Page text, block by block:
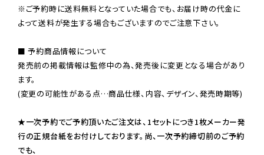
※ご予約時に送料無料となっていた場合でも、お届け時の代金に
よって送料が発生する場合もございますのでご注意下さい。
■ 予約商品情報について
発売前の掲載情報は監修中の為、発売後に変更となる場合があり
ます。
(変更の可能性がある点…商品仕様、内容、デザイン、発売時期等)
★一次予約でご予約頂いたご注文は、1セットにつき1枚メーカー発
行の正規台紙をお付けしております。尚、一次予約締切前のご予約
でも、